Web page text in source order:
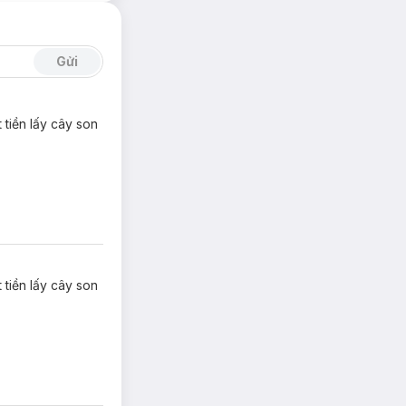
Gửi
tiền lấy cây son
tiền lấy cây son